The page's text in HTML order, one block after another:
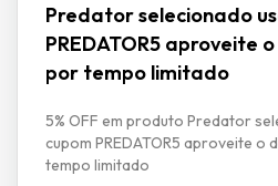
Predator selecionado
PREDATOR5 aproveite
por tempo limitado
5% OFF em produto Predator
cupom PREDATOR5 aproveite
tempo limitado